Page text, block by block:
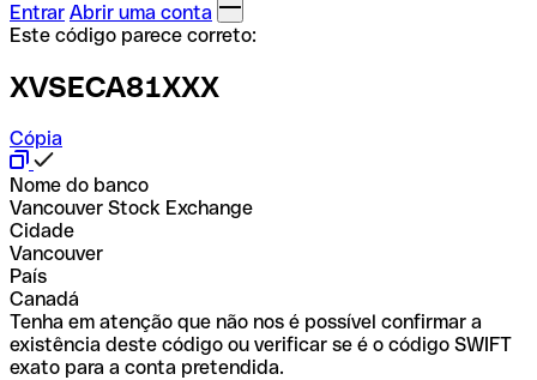
Entrar Abrir uma conta
Este código parece correto:
XVSECA81XXX
Cópia
Nome do banco
Vancouver Stock Exchange
Cidade
Vancouver
País
Canadá
Tenha em atenção que não nos é possível confirmar a
existência deste código ou verificar se é o código SWIFT
exato para a conta pretendida.